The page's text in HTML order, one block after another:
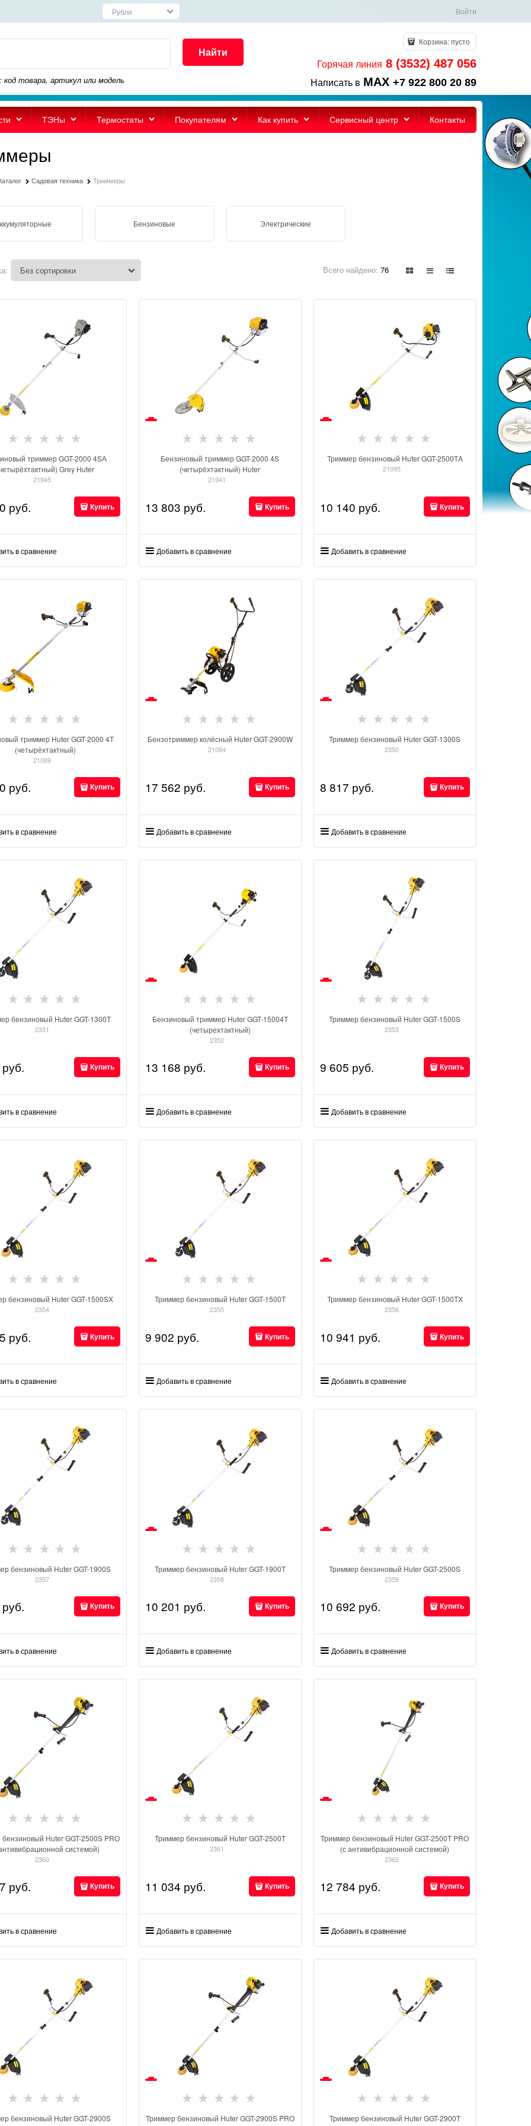
Войти
Найти
код товара, артикул или модель
Корзина:пусто
Горячая линия 8 (3532) 487 056
Написать в MAX +7 922 800 20 89
ТЭНы Термостаты Покупателям Как купить Сервисный центр Контакты
Садовая техника Триммеры
Бензиновые Электрические
Всего найдено: 76
триммер GGT-2000 4SА
Grey Huter
21945
руб. Купить
в сравнение
Бензиновый триммер GGT-2000 4S
(четырёхтактный) Huter
21941
13 803 руб. Купить
Добавить в сравнение
Триммер бензиновый Huter GGT-2500ТA
21095
10 140 руб. Купить
Добавить в сравнение
триммер Huter GGT-2000 4Т
(четырёхтактный)
21089
руб. Купить
в сравнение
Бензотриммер колёсный Huter GGT-2900W
21084
17 562 руб. Купить
Добавить в сравнение
Триммер бензиновый Huter GGT-1300S
2350
8 817 руб. Купить
Добавить в сравнение
бензиновый Huter GGT-1300T
2351
руб. Купить
в сравнение
Бензиновый триммер Huter GGT-15004Т
(четырехтактный)
2352
13 168 руб. Купить
Добавить в сравнение
Триммер бензиновый Huter GGT-1500S
2353
9 605 руб. Купить
Добавить в сравнение
бензиновый Huter GGT-1500SX
2354
руб. Купить
в сравнение
Триммер бензиновый Huter GGT-1500T
2355
9 902 руб. Купить
Добавить в сравнение
Триммер бензиновый Huter GGT-1500TX
2356
10 941 руб. Купить
Добавить в сравнение
бензиновый Huter GGT-1900S
2357
руб. Купить
в сравнение
Триммер бензиновый Huter GGT-1900T
2358
10 201 руб. Купить
Добавить в сравнение
Триммер бензиновый Huter GGT-2500S
2359
10 692 руб. Купить
Добавить в сравнение
Huter GGT-2500S PRO
системой)
2360
руб. Купить
в сравнение
Триммер бензиновый Huter GGT-2500T
2361
11 034 руб. Купить
Добавить в сравнение
Триммер бензиновый Huter GGT-2500T PRO
(с антивибрационной системой)
2362
12 784 руб. Купить
Добавить в сравнение
бензиновый Huter GGT-2900S
Триммер бензиновый Huter GGT-2900S PRO
Триммер бензиновый Huter GGT-2900T